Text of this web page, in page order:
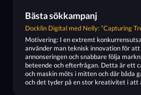
Bästa sökkampanj
Docklin Digital med Nelly: ”Capturing
Motivering: I en extremt
använder man teknisk innovation för
annonseringen och snabbare följa
beteende och efterfrågan. Detta är ett
och maskin möts i mitten och där båda
och det tyder på en stor kreativitet i att